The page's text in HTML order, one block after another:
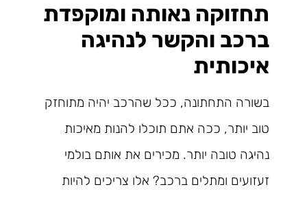
תחזוקה נאותה ומוקפדת
ברכב והקשר לנהיגה
איכותית
בשורה התחתונה, ככל שהרכב יהיה מתוחזק
טוב יותר, ככה אתם תוכלו להנות מאיכות
נהיגה טובה יותר. מכירים את אותם בולמי
זעזועים ומתלים ברכב? אלו צריכים להיות